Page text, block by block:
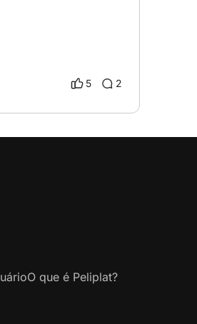
5 2
O que é Peliplat?